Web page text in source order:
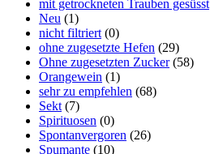
mit getrockneten Trauben gesüsst
Neu (1)
nicht filtriert (0)
ohne zugesetzte Hefen (29)
Ohne zugesetzten Zucker (58)
Orangewein (1)
sehr zu empfehlen (68)
Sekt (7)
Spirituosen (0)
Spontanvergoren (26)
Spumante (10)